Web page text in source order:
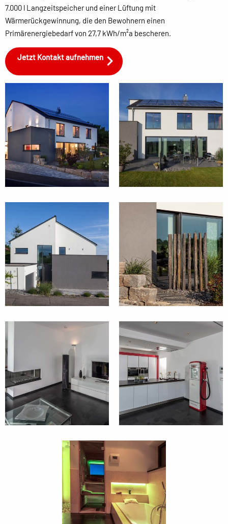
7.000 l Langzeitspeicher und einer Lüftung mit
Wärmerückgewinnung, die den Bewohnern einen
Primärenergiebedarf von 27,7 kWh/m²a bescheren.
Jetzt Kontakt aufnehmen